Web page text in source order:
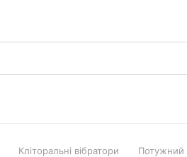
Кліторальні вібратори Потужний